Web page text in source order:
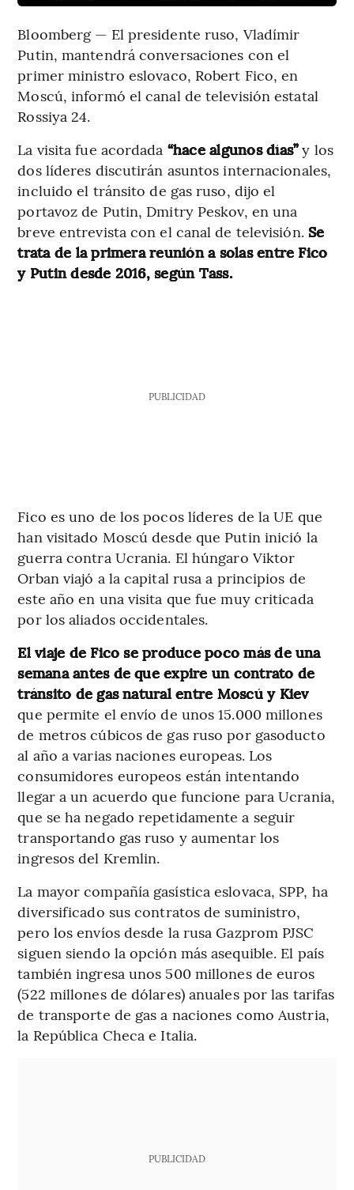
Bloomberg — El presidente ruso, Vladímir
Putin, mantendrá conversaciones con el
primer ministro eslovaco, Robert Fico, en
Moscú, informó el canal de televisión estatal
Rossiya 24.
La visita fue acordada “hace algunos días”y los
dos líderes discutirán asuntos internacionales,
incluido el tránsito de gas ruso, dijo el
portavoz de Putin, Dmitry Peskov, en una
breve entrevista con el canal de televisión. Se
trata de la primera reunión a solas entre Fico
y Putin desde 2016, según Tass.
PUBLICIDAD
Fico es uno de los pocos líderes de la UE que
han visitado Moscú desde que Putin inició la
guerra contra Ucrania. El húngaro Viktor
Orban viajó a la capital rusa a principios de
este año en una visita que fue muy criticada
por los aliados occidentales.
El viaje de Fico se produce poco más de una
semana antes de que expire un contrato de
tránsito de gas natural entre Moscú y Kiev
que permite el envío de unos 15.000 millones
de metros cúbicos de gas ruso por gasoducto
al año a varias naciones europeas. Los
consumidores europeos están intentando
llegar a un acuerdo que funcione para Ucrania,
que se ha negado repetidamente a seguir
transportando gas ruso y aumentar los
ingresos del Kremlin.
La mayor compañía gasística eslovaca, SPP, ha
diversificado sus contratos de suministro,
pero los envíos desde la rusa Gazprom PJSC
siguen siendo la opción más asequible. El país
también ingresa unos 500 millones de euros
(522 millones de dólares) anuales por las tarifas
de transporte de gas a naciones como Austria,
la República Checa e Italia.
PUBLICIDAD